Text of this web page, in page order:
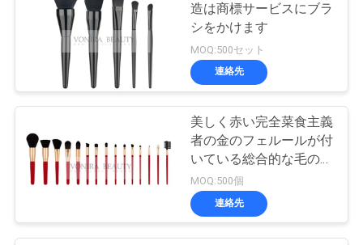
造は商標サービスにブラ
シをかけます
MOQ:500セット
連絡先
美しく赤い完全菜食主義
者の金のフェルールが付
いている総合的な毛の構
造のブラシ
MOQ:500個
連絡先